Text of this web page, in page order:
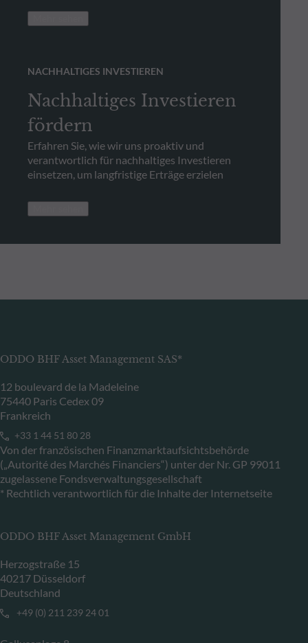
NACHHALTIGES INVESTIEREN
Nachhaltiges Investieren
fördern
Erfahren Sie, wie wir uns proaktiv und
verantwortlich für nachhaltiges Investieren
einsetzen, um langfristige Erträge erzielen
ODDO BHF Asset Management SAS*
12 boulevard de la Madeleine
75440 Paris Cedex 09
Frankreich
+33 1 44 51 80 28
Von der französischen Finanzmarktaufsichtsbehörde
(„Autorité des Marchés Financiers“) unter der Nr. GP 99011
zugelassene Fondsverwaltungsgesellschaft
* Rechtlich verantwortlich für die Inhalte der Internetseite
ODDO BHF Asset Management GmbH
Herzogstraße 15
40217 Düsseldorf
Deutschland
+49 (0) 211 239 24 01